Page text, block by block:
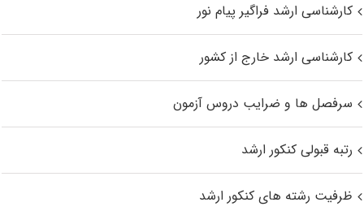
کارشناسی ارشد فراگیر پیام نور
کارشناسی ارشد خارج از کشور
سرفصل ها و ضرایب دروس آزمون
رتبه قبولی کنکور ارشد
ظرفیت رشته های کنکور ارشد